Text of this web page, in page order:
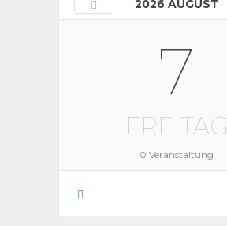
2026 AUGUST
7
FREITAG
0 Veranstaltung